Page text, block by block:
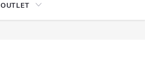
OUTLET